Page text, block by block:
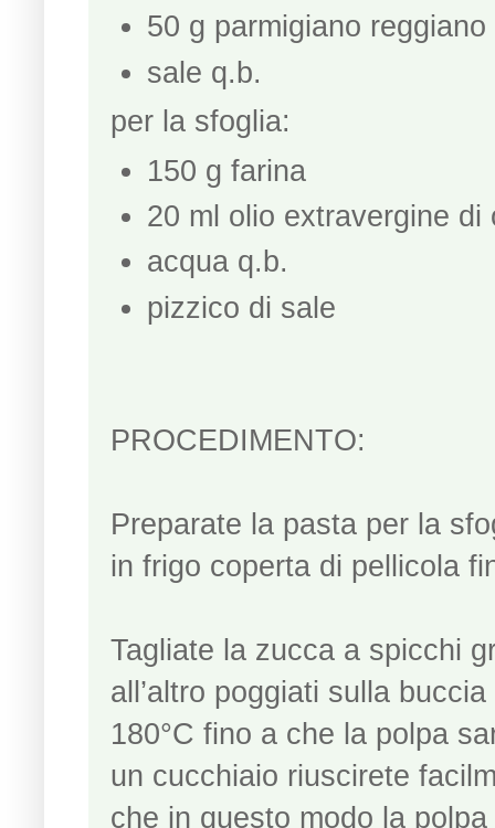
50 g parmigiano reggiano
sale q.b.
per la sfoglia:
150 g farina
20 ml olio extravergine
acqua q.b.
pizzico di sale
PROCEDIMENTO:
Preparate la pasta per la
in frigo coperta di pellicola
Tagliate la zucca a spicchi
all’altro poggiati sulla
180°C fino a che la polpa
un cucchiaio riuscirete
che in questo modo la